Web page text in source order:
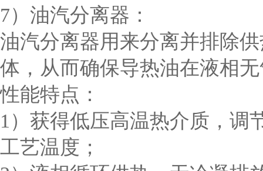
7）油汽分离器：
油汽分离器用来分离并排除
体，从而确保导热油在液相
性能特点：
1）获得低压高温热介质，调
工艺温度；